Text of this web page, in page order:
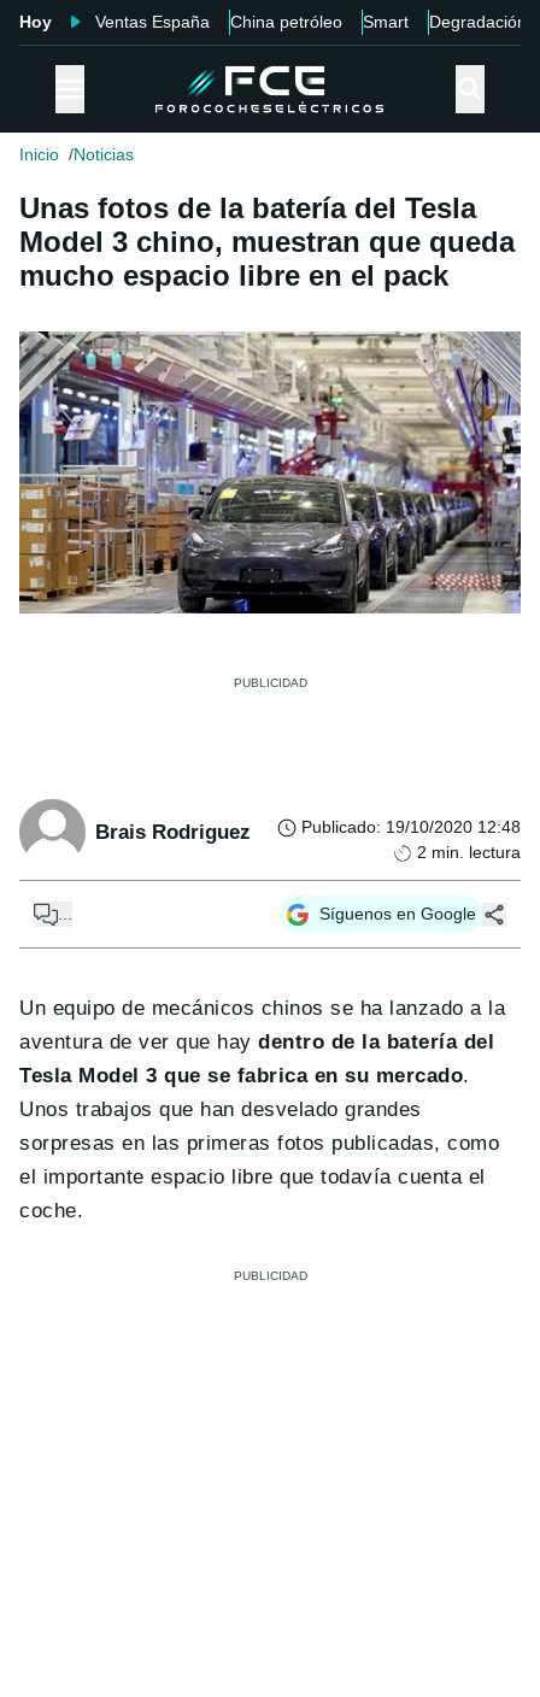
Hoy Ventas España China petróleo Smart Degradación
Inicio Noticias
Unas fotos de la batería del Tesla
Model 3 chino, muestran que queda
mucho espacio libre en el pack
Brais Rodriguez Publicado: 19/10/2020 12:48
2 min. lectura
... Síguenos en Google
Un equipo de mecánicos chinos se ha lanzado a la
aventura de ver que hay dentro de la batería del
Tesla Model 3 que se fabrica en su mercado.
Unos trabajos que han desvelado grandes
sorpresas en las primeras fotos publicadas, como
el importante espacio libre que todavía cuenta el
coche.